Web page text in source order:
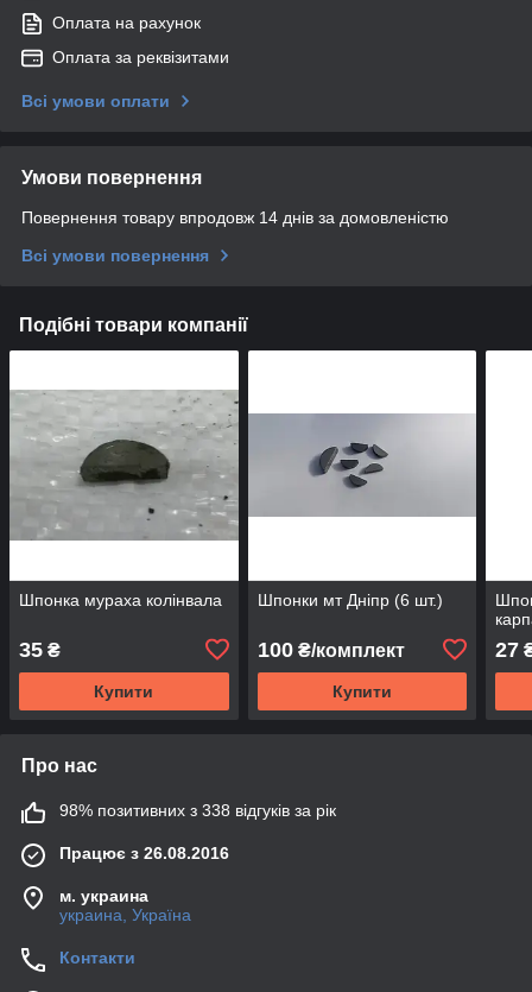
Оплата на рахунок
Оплата за реквізитами
Всі умови оплати
Умови повернення
Повернення товару впродовж 14 днів за домовленістю
Всі умови повернення
Подібні товари компанії
Шпонка мураха колінвала
35 ₴
Купити
Шпонки мт Дніпр (6 шт.)
100₴/комплект
Купити
27
Про нас
98% позитивних з 338 відгуків за рік
Працює з 26.08.2016
м. украина
украина, Україна
Контакти